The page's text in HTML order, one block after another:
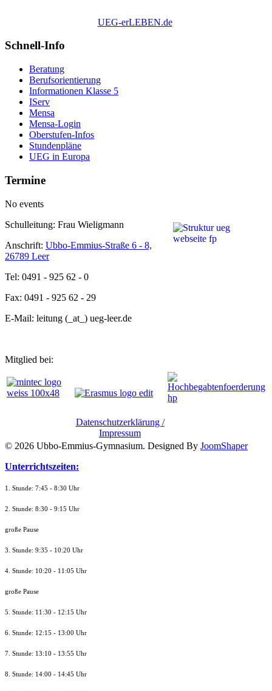
UEG-erLEBEN.de
Schnell-Info
Beratung
Berufsorientierung
Informationen Klasse 5
IServ
Mensa
Mensa-Login
Oberstufen-Infos
Stundenpläne
UEG in Europa
Termine
No events
Schulleitung: Frau Wieligmann
Anschrift: Ubbo-Emmius-Straße 6 - 8,
26789 Leer
Tel: 0491 - 925 62 - 0
Fax: 0491 - 925 62 - 29
E-Mail: leitung (_at_) ueg-leer.de
Mitglied bei:
Datenschutzerklärung /
Impressum
© 2026 Ubbo-Emmius-Gymnasium. Designed By JoomShaper
Unterrichtszeiten:
1. Stunde: 7:45 - 8:30 Uhr
2. Stunde: 8:30 - 9:15 Uhr
große Pause
3. Stunde: 9:35 - 10:20 Uhr
4. Stunde: 10:20 - 11:05 Uhr
große Pause
5. Stunde: 11:30 - 12:15 Uhr
6. Stunde: 12:15 - 13:00 Uhr
7. Stunde: 13:10 - 13:55 Uhr
8. Stunde: 14:00 - 14:45 Uhr